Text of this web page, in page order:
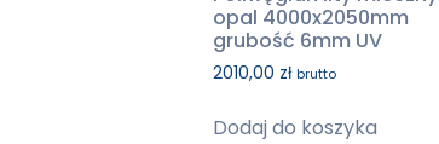
opal 4000x2050mm
grubość 6mm UV
2010,00 zł brutto
Dodaj do koszyka